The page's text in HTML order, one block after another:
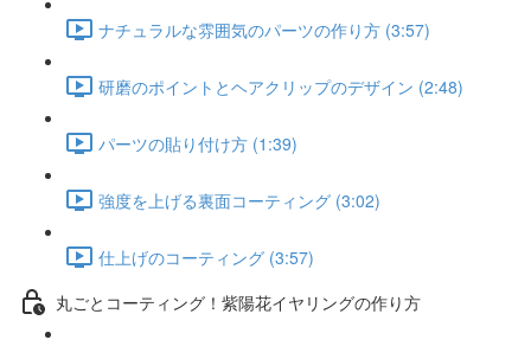
ナチュラルな雰囲気のパーツの作り方 (3:57)
研磨のポイントとヘアクリップのデザイン (2:48)
パーツの貼り付け方 (1:39)
強度を上げる裏面コーティング (3:02)
仕上げのコーティング (3:57)
丸ごとコーティング！紫陽花イヤリングの作り方